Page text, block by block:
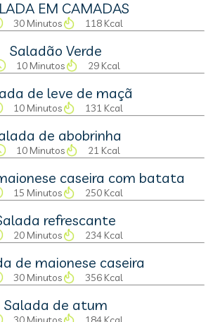
EM CAMADAS
30 Minutos 118 Kcal
Saladão Verde
10 Minutos 29 Kcal
de leve de maçã
10 Minutos 131 Kcal
de abobrinha
10 Minutos 21 Kcal
caseira com batata
15 Minutos 250 Kcal
refrescante
20 Minutos 234 Kcal
de maionese caseira
30 Minutos 356 Kcal
Salada de atum